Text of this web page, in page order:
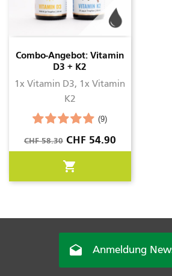
Combo-Angebot: Vitamin
D3 + K2
1x Vitamin D3, 1x Vitamin
K2
(9)
Verkaufspreis
CHF 58.30 Preis
CHF 54.90
shopping_cart
 Anmeldung